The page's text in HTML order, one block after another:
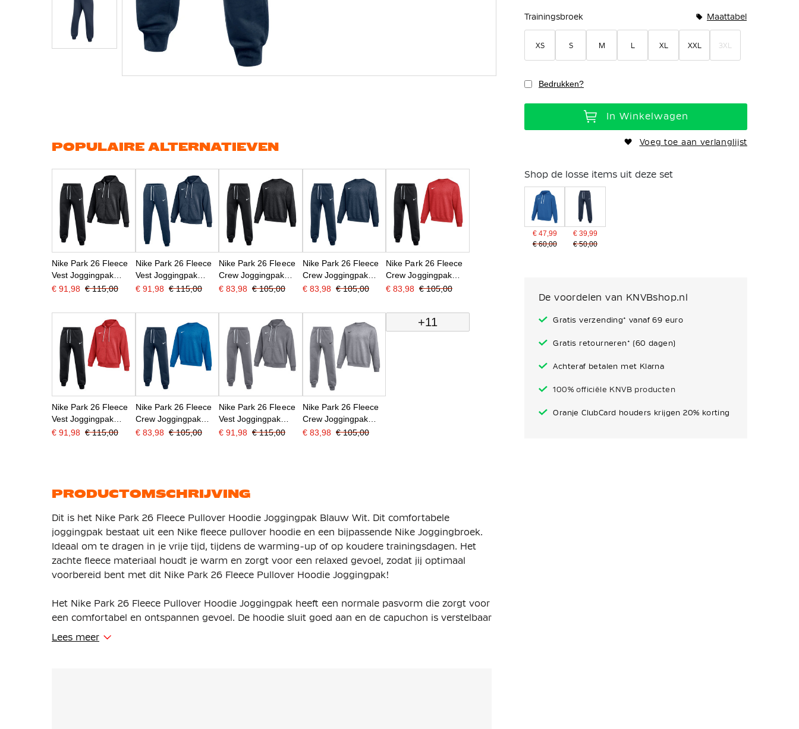
gallerij
Trainingsbroek Maattabel
XS S M L XL XXL 3XL
Bedrukken?
In Winkelwagen
Voeg toe aan verlanglijst
Shop de losse items uit deze set
€ 47,99
€ 60,00
€ 39,99
€ 50,00
De voordelen van KNVBshop.nl
Gratis verzending* vanaf 69 euro
Gratis retourneren* (60 dagen)
Achteraf betalen met Klarna
100% officiële KNVB producten
Oranje ClubCard houders krijgen 20% korting
POPULAIRE ALTERNATIEVEN
Nike Park 26 Fleece
Vest Joggingpak
Zwart Wit
€ 91,98 € 115,00
Nike Park 26 Fleece
Vest Joggingpak
Donkerblauw Wit
€ 91,98 € 115,00
Nike Park 26 Fleece
Crew Joggingpak
Zwart Wit
€ 83,98 € 105,00
Nike Park 26 Fleece
Crew Joggingpak
Donkerblauw Wit
€ 83,98 € 105,00
Nike Park 26 Fleece
Crew Joggingpak
Rood Zwart
€ 83,98 € 105,00
Nike Park 26 Fleece
Vest Joggingpak
Rood Zwart
€ 91,98 € 115,00
Nike Park 26 Fleece
Crew Joggingpak
Blauw Donkerblauw
€ 83,98 € 105,00
Nike Park 26 Fleece
Vest Joggingpak
Donkergrijs Wit
€ 91,98 € 115,00
Nike Park 26 Fleece
Crew Joggingpak
Grijs Zwart
€ 83,98 € 105,00
+11
PRODUCTOMSCHRIJVING
Dit is het Nike Park 26 Fleece Pullover Hoodie Joggingpak Blauw Wit. Dit comfortabele
joggingpak bestaat uit een Nike fleece pullover hoodie en een bijpassende Nike Joggingbroek.
Ideaal om te dragen in je vrije tijd, tijdens de warming-up of op koudere trainingsdagen. Het
zachte fleece materiaal houdt je warm en zorgt voor een relaxed gevoel, zodat jij optimaal
voorbereid bent met dit Nike Park 26 Fleece Pullover Hoodie Joggingpak!
Het Nike Park 26 Fleece Pullover Hoodie Joggingpak heeft een normale pasvorm die zorgt voor
een comfortabel en ontspannen gevoel. De hoodie sluit goed aan en de capuchon is verstelbaar
met de trekkoorden. De joggingbroek is voorzien van een elastische tailleband met trekkoord,
Lees meer